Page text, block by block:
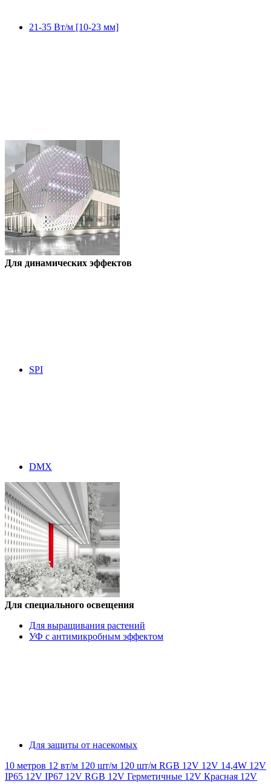
21-35 Вт/м [10-23 мм]
Для динамических эффектов
SPI
DMX
Для специального освещения
Для выращивания растений
УФ с антимикробным эффектом
Для защиты от насекомых
10 метров 12 вт/м 120 шт/м 120 шт/м RGB 12V 12V 14,4W 12V
IP65 12V IP67 12V RGB 12V Герметичные 12V Красная 12V